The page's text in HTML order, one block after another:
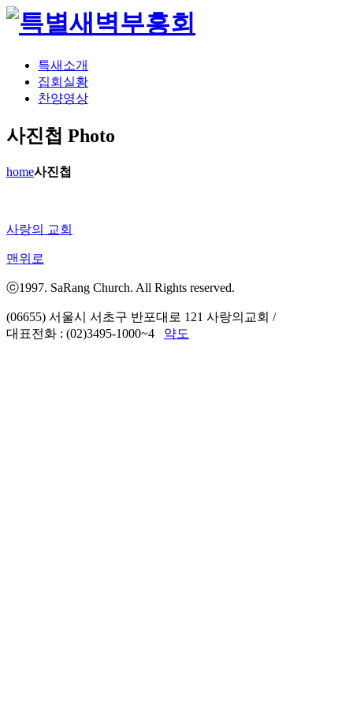
특새소개
집회실황
찬양영상
사진첩 Photo
home사진첩
사랑의 교회
맨위로
ⓒ1997. SaRang Church. All Rights reserved.
(06655) 서울시 서초구 반포대로 121 사랑의교회 /
대표전화 : (02)3495-1000~4 약도